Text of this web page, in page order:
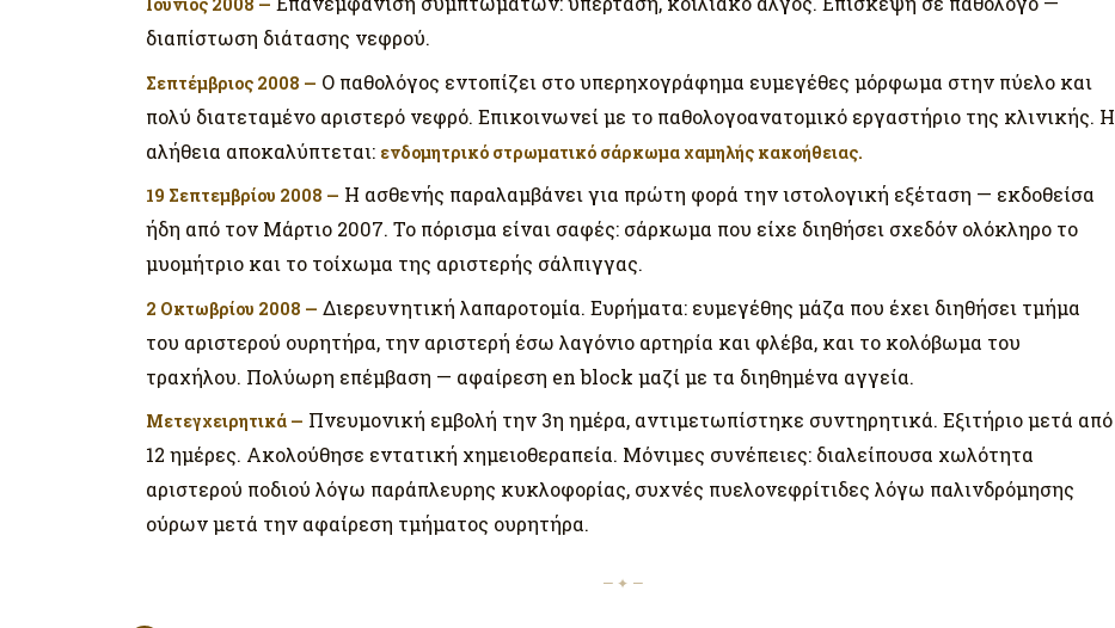
διαπίστωση διάτασης νεφρού.
Σεπτέμβριος 2008 — Ο παθολόγος εντοπίζει στο υπερηχογράφημα ευμεγέθες μόρφωμα στην πύελο και
πολύ διατεταμένο αριστερό νεφρό. Επικοινωνεί με το παθολογοανατομικό εργαστήριο της κλινικής. Η
αλήθεια αποκαλύπτεται: ενδομητρικό στρωματικό σάρκωμα χαμηλής κακοήθειας.
19 Σεπτεμβρίου 2008 — Η ασθενής παραλαμβάνει για πρώτη φορά την ιστολογική εξέταση — εκδοθείσα
ήδη από τον Μάρτιο 2007. Το πόρισμα είναι σαφές: σάρκωμα που είχε διηθήσει σχεδόν ολόκληρο το
μυομήτριο και το τοίχωμα της αριστερής σάλπιγγας.
2 Οκτωβρίου 2008 — Διερευνητική λαπαροτομία. Ευρήματα: ευμεγέθης μάζα που έχει διηθήσει τμήμα
του αριστερού ουρητήρα, την αριστερή έσω λαγόνιο αρτηρία και φλέβα, και το κολόβωμα του
τραχήλου. Πολύωρη επέμβαση — αφαίρεση en block μαζί με τα διηθημένα αγγεία.
Μετεγχειρητικά — Πνευμονική εμβολή την 3η ημέρα, αντιμετωπίστηκε συντηρητικά. Εξιτήριο μετά από
12 ημέρες. Ακολούθησε εντατική χημειοθεραπεία. Μόνιμες συνέπειες: διαλείπουσα χωλότητα
αριστερού ποδιού λόγω παράπλευρης κυκλοφορίας, συχνές πυελονεφρίτιδες λόγω παλινδρόμησης
ούρων μετά την αφαίρεση τμήματος ουρητήρα.
— ✦ —